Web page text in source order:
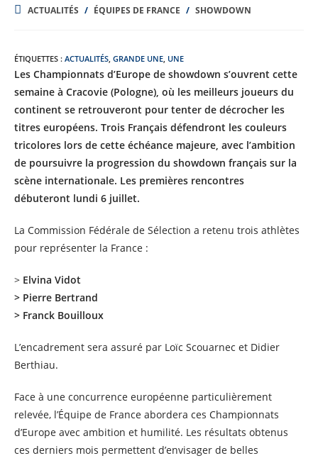
POST
CATEGORY:
ACTUALITÉS / ÉQUIPES DE FRANCE / SHOWDOWN
ÉTIQUETTES : ACTUALITÉS, GRANDE UNE, UNE
Les Championnats d’Europe de showdown s’ouvrent cette
semaine à Cracovie (Pologne), où les meilleurs joueurs du
continent se retrouveront pour tenter de décrocher les
titres européens. Trois Français défendront les couleurs
tricolores lors de cette échéance majeure, avec l’ambition
de poursuivre la progression du showdown français sur la
scène internationale. Les premières rencontres
débuteront lundi 6 juillet.
La Commission Fédérale de Sélection a retenu trois athlètes
pour représenter la France :
> Elvina Vidot
> Pierre Bertrand
> Franck Bouilloux
L’encadrement sera assuré par Loïc Scouarnec et Didier
Berthiau.
Face à une concurrence européenne particulièrement
relevée, l’Équipe de France abordera ces Championnats
d’Europe avec ambition et humilité. Les résultats obtenus
ces derniers mois permettent d’envisager de belles